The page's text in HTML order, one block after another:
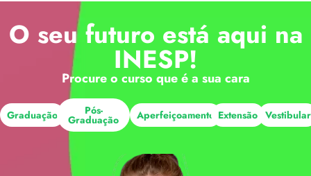
O seu futuro está aqui na
INESP!
Procure o curso que é a sua cara
Graduação Pós-
Graduação Aperfeiçoamento Extensão Vestibular